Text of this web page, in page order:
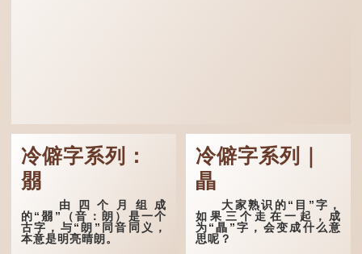
冷僻字系列：
朤
由四个月组成
的“朤”（音：朗）是一个
古字，与“朗”同音同义，
本意是明亮晴朗。
冷僻字系列｜
瞐
大家熟识的“目”字，
如果三个走在一起，成
为“瞐”字，会变成什么意
思呢？